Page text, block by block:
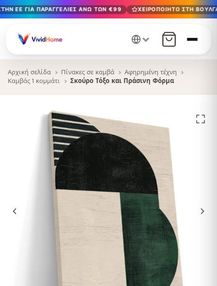
Δωρεάν παράδοση στην ΕΕ για παραγγελίες άνω των €99
Χειροποίητο στη Βουλγαρία · Παράδοση σε 1-7 ημέρες σε
12+ χρόνια χειροτεχνίας · Μόνο υλικά υψηλής ποιότητας
ΕΕ ΓΙΑ ΠΑΡΑΓΓΕΛΊΕΣ ΆΝΩ ΤΩΝ €99 ΧΕΙΡΟΠΟΊΗΤΟ ΣΤΗ
Αρχική σελίδα Πίνακες σε καμβά
Αφηρημένη τέχνη
Καμβάς 1 κομμάτι
Σκούρο Τόξο και Πράσινη Φόρμα